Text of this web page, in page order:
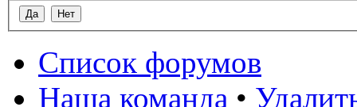
Список форумов
Наша команда •